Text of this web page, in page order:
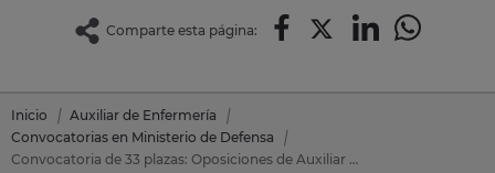
Comparte esta página:
Inicio
Auxiliar de Enfermería
Convocatorias en Ministerio de Defensa
Convocatoria de 33 plazas: Oposiciones de Auxiliar de Enfermería en Ministerio de Defensa